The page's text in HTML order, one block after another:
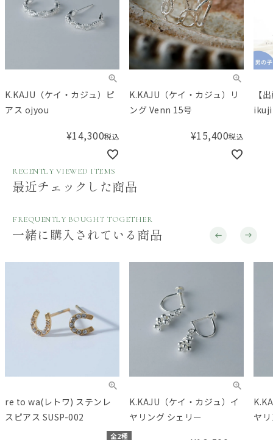
K.KAJU（ケイ・カジュ）ピ
アス ojyou
¥14,300税込
K.KAJU（ケイ・カジュ）リ
ング Venn 15号
¥15,400税込
【
RECENTLY VIEWED ITEMS
最近チェックした商品
FREQUENTLY BOUGHT TOGETHER
一緒に購入されている商品
re to wa(レトワ) ステンレ
スピアス SUSP-002
全2種
K.KAJU（ケイ・カジュ）イ
ヤリング シェリー
ヤ